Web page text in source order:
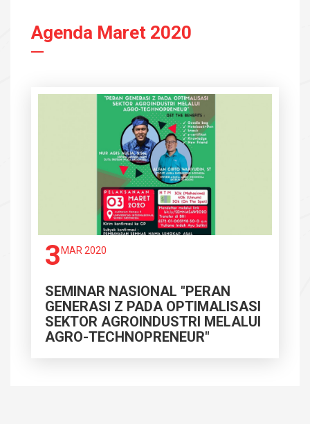
Agenda Maret 2020
3 MAR 2020
SEMINAR NASIONAL "PERAN
GENERASI Z PADA OPTIMALISASI
SEKTOR AGROINDUSTRI MELALUI
AGRO-TECHNOPRENEUR"